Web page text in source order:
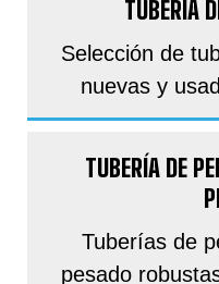
TUBERÍA
Selección de
nuevas y
TUBERÍA DE
Tuberías de
pesado